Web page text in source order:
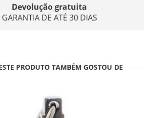
Devolução gratuita
GARANTIA DE ATÉ 30 DIAS
PRODUTO TAMBÉM GOSTOU DE